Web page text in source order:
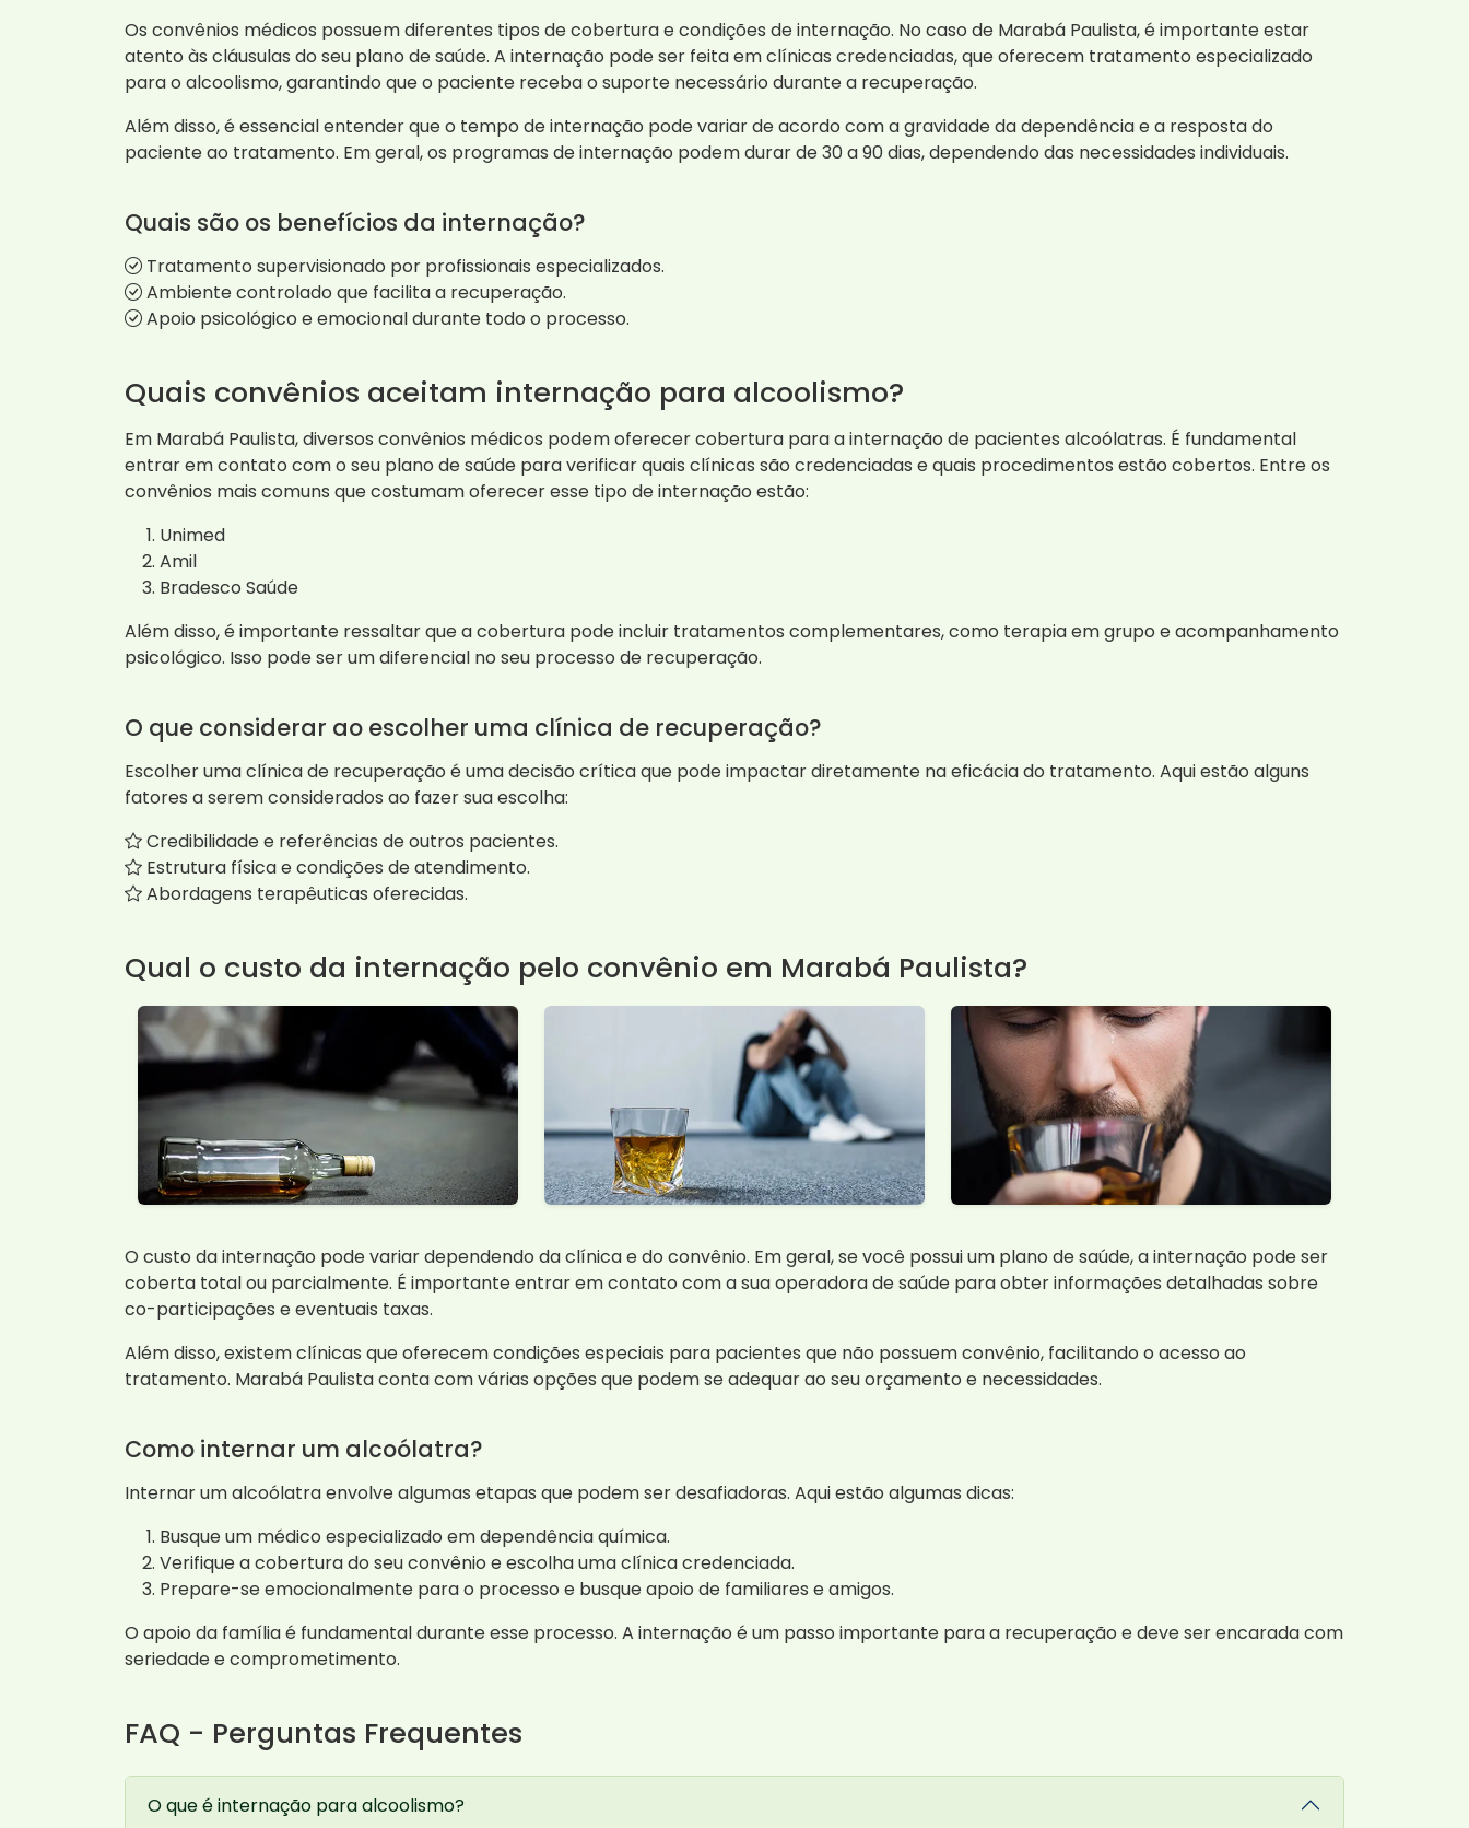
Os convênios médicos possuem diferentes tipos de cobertura e condições de internação. No caso de Marabá Paulista, é importante estar
atento às cláusulas do seu plano de saúde. A internação pode ser feita em clínicas credenciadas, que oferecem tratamento especializado
para o alcoolismo, garantindo que o paciente receba o suporte necessário durante a recuperação.
Além disso, é essencial entender que o tempo de internação pode variar de acordo com a gravidade da dependência e a resposta do
paciente ao tratamento. Em geral, os programas de internação podem durar de 30 a 90 dias, dependendo das necessidades individuais.
Quais são os benefícios da internação?
Tratamento supervisionado por profissionais especializados.
Ambiente controlado que facilita a recuperação.
Apoio psicológico e emocional durante todo o processo.
Quais convênios aceitam internação para alcoolismo?
Em Marabá Paulista, diversos convênios médicos podem oferecer cobertura para a internação de pacientes alcoólatras. É fundamental
entrar em contato com o seu plano de saúde para verificar quais clínicas são credenciadas e quais procedimentos estão cobertos. Entre os
convênios mais comuns que costumam oferecer esse tipo de internação estão:
Unimed
Amil
Bradesco Saúde
Além disso, é importante ressaltar que a cobertura pode incluir tratamentos complementares, como terapia em grupo e acompanhamento
psicológico. Isso pode ser um diferencial no seu processo de recuperação.
O que considerar ao escolher uma clínica de recuperação?
Escolher uma clínica de recuperação é uma decisão crítica que pode impactar diretamente na eficácia do tratamento. Aqui estão alguns
fatores a serem considerados ao fazer sua escolha:
Credibilidade e referências de outros pacientes.
Estrutura física e condições de atendimento.
Abordagens terapêuticas oferecidas.
Qual o custo da internação pelo convênio em Marabá Paulista?
O custo da internação pode variar dependendo da clínica e do convênio. Em geral, se você possui um plano de saúde, a internação pode ser
coberta total ou parcialmente. É importante entrar em contato com a sua operadora de saúde para obter informações detalhadas sobre
co-participações e eventuais taxas.
Além disso, existem clínicas que oferecem condições especiais para pacientes que não possuem convênio, facilitando o acesso ao
tratamento. Marabá Paulista conta com várias opções que podem se adequar ao seu orçamento e necessidades.
Como internar um alcoólatra?
Internar um alcoólatra envolve algumas etapas que podem ser desafiadoras. Aqui estão algumas dicas:
Busque um médico especializado em dependência química.
Verifique a cobertura do seu convênio e escolha uma clínica credenciada.
Prepare-se emocionalmente para o processo e busque apoio de familiares e amigos.
O apoio da família é fundamental durante esse processo. A internação é um passo importante para a recuperação e deve ser encarada com
seriedade e comprometimento.
FAQ - Perguntas Frequentes
O que é internação para alcoolismo?